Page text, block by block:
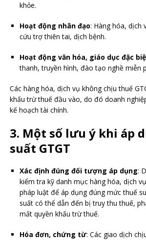
khỏe.
Hoạt động nhân đạo: Hàng hóa, dịch
cứu trợ thiên tai, dịch bệnh.
Hoạt động văn hóa, giáo dục đặc
thanh, truyền hình, đào tạo nghề miễn
Các hàng hóa, dịch vụ không chịu thuế
khấu trừ thuế đầu vào, do đó doanh
kế hoạch tài chính.
3. Một số lưu ý khi áp
suất GTGT
Xác định đúng đối tượng áp dụng:
kiểm tra kỹ danh mục hàng hóa, dịch
pháp luật để áp dụng đúng mức thuế
suất có thể dẫn đến bị truy thu thuế,
mất quyền khấu trừ thuế.
Hóa đơn, chứng từ: Các giao dịch